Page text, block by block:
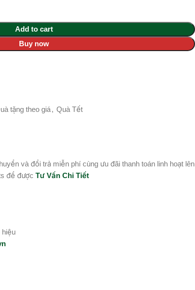
Add to cart
Buy now
tặng theo giá, Quà Tết
và đổi trả miễn phí cùng ưu đãi thanh toán linh hoạt lên
để được Tư Vấn Chi Tiết
hiệu